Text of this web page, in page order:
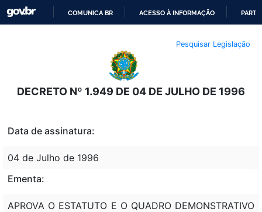
O
CONTEÚDO
COMUNICA BR ACESSO À INFORMAÇÃO
Pesquisar Legislação
DECRETO Nº 1.949 DE 04 DE JULHO DE 1996
Data de assinatura:
04 de Julho de 1996
Ementa:
APROVA O ESTATUTO E O QUADRO DEMONSTRATIVO